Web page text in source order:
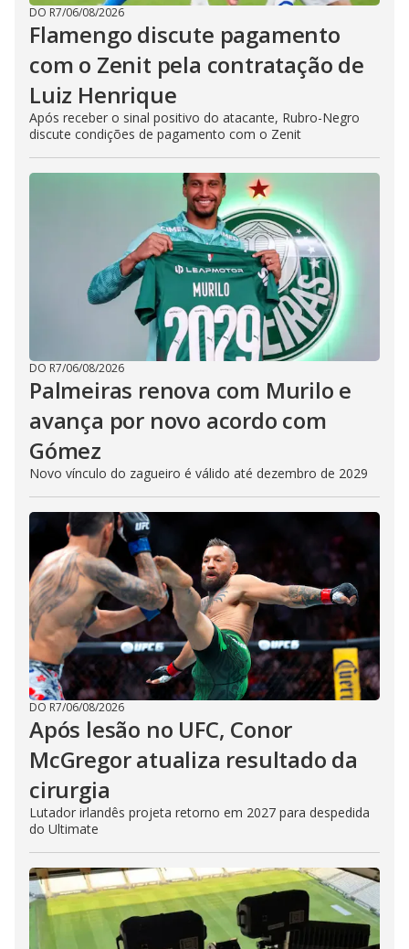
DO R7/06/08/2026
Flamengo discute pagamento
com o Zenit pela contratação de
Luiz Henrique
Após receber o sinal positivo do atacante, Rubro-Negro
discute condições de pagamento com o Zenit
DO R7/06/08/2026
Palmeiras renova com Murilo e
avança por novo acordo com
Gómez
Novo vínculo do zagueiro é válido até dezembro de 2029
DO R7/06/08/2026
Após lesão no UFC, Conor
McGregor atualiza resultado da
cirurgia
Lutador irlandês projeta retorno em 2027 para despedida
do Ultimate